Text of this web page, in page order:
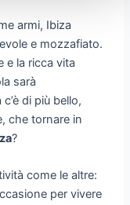
armi, Ibiza
e mozzafiato.
e la ricca vita
sarà
di più bello,
che tornare in
?
come le altre:
per vivere